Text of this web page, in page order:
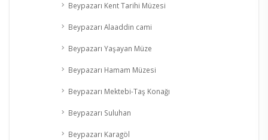
Beypazarı Kent Tarihi Müzesi
Beypazarı Alaaddin cami
Beypazarı Yaşayan Müze
Beypazarı Hamam Müzesi
Beypazarı Mektebi-Taş Konağı
Beypazarı Suluhan
Beypazarı Karagöl